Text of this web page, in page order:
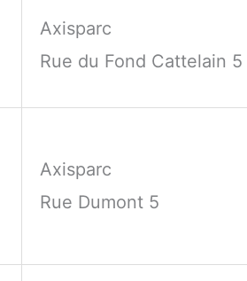
Axisparc
Rue du Fond Cattelain 5
Axisparc
Rue Dumont 5